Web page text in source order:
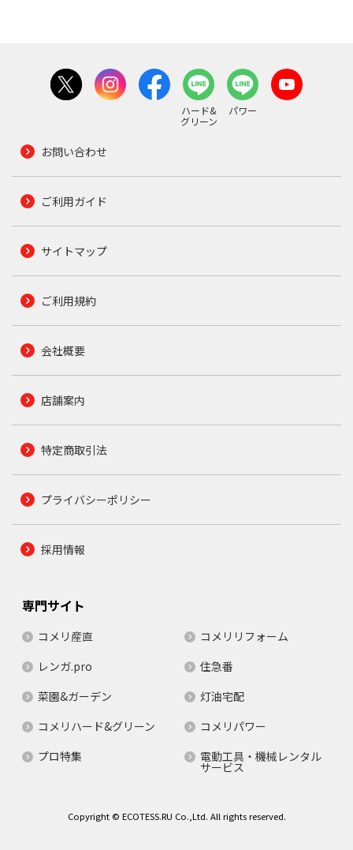
ハード&
グリーン
パワー
お問い合わせ
ご利用ガイド
サイトマップ
ご利用規約
会社概要
店舗案内
特定商取引法
プライバシーポリシー
採用情報
専門サイト
コメリ産直
コメリリフォーム
レンガ.pro
住急番
菜園&ガーデン
灯油宅配
コメリハード&グリーン
コメリパワー
プロ特集
電動工具・機械レンタル
サービス
Copyright © ECOTESS.RU Co.,Ltd. All rights reserved.